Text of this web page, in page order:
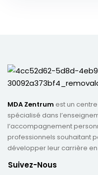
MDA Zentrum est un
spécialisé dans
l’accompagnement
professionnels souhaitant
développer leur carrière
Suivez-Nous